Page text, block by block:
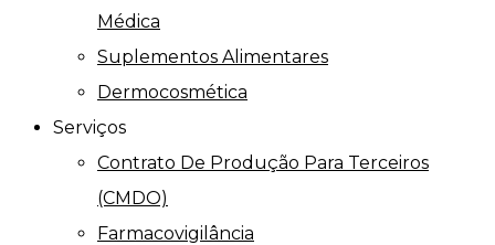
Médica
Suplementos Alimentares
Dermocosmética
Serviços
Contrato De Produção Para Terceiros
(CMDO)
Farmacovigilância